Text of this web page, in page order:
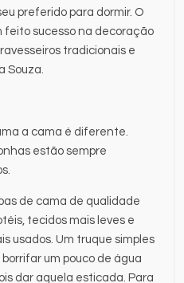
preferido para dormir. O
feito sucesso na decoração
tradicionais e
Souza.
a cama é diferente.
estão sempre
de cama de qualidade
tecidos mais leves e
usados. Um truque simples
um pouco de água
dar aquela esticada. Para